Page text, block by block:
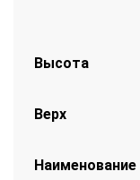
Высота
Верх
Наименование